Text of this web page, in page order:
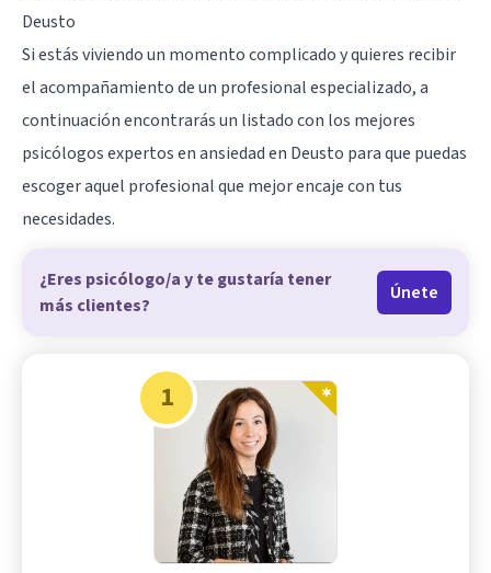
Deusto
Si estás viviendo un momento complicado y quieres recibir
el acompañamiento de un profesional especializado, a
continuación encontrarás un listado con los mejores
psicólogos expertos en ansiedad en Deusto para que puedas
escoger aquel profesional que mejor encaje con tus
necesidades.
¿Eres psicólogo/a y te gustaría tener
más clientes?
Únete
1